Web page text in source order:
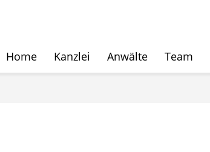
Home Kanzlei Anwälte Team